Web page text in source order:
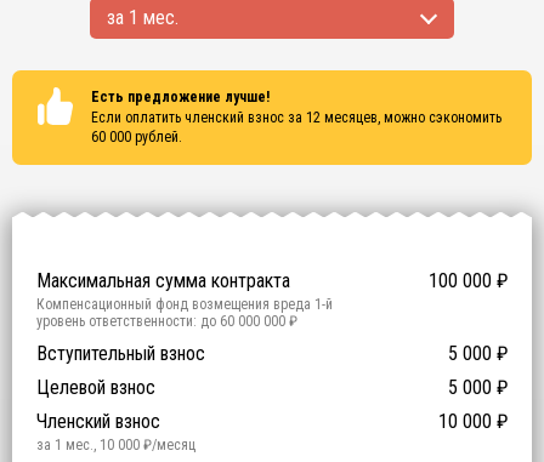
за 1 мес.
Есть предложение лучше!
Если оплатить членский взнос за 12 месяцев, можно сэкономить
60 000 рублей.
Сертификаты
Максимальная сумма контракта
100 000 ₽
Компенсационный фонд возмещения вреда 1 -й
уровень ответственности: до 60 000 000 ₽
Участие в гос. тендерах и аукционах 0 ₽
Компенсационный фонд договорных обязательств
й уровень ответственности:
Вступительный взнос 5 000 ₽
Целевой взнос
5 000 ₽
Членский взнос
10 000 ₽
за 1 мес., 10 000 ₽/месяц